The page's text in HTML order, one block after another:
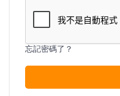
忘記密碼了？